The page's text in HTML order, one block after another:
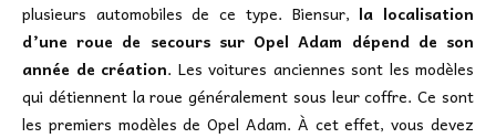
plusieurs automobiles de ce type. Biensur, la localisation
d’une roue de secours sur Opel Adam dépend de son
année de création. Les voitures anciennes sont les modèles
qui détiennent la roue généralement sous leur coffre. Ce sont
les premiers modèles de Opel Adam. À cet effet, vous devez